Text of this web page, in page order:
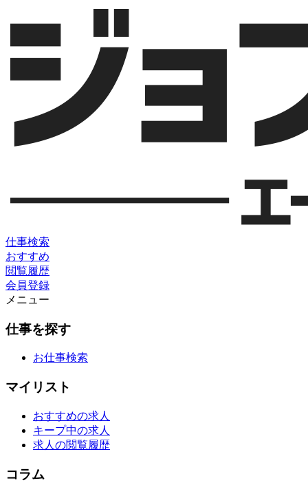
仕事検索
おすすめ
閲覧履歴
会員登録
メニュー
仕事を探す
お仕事検索
マイリスト
おすすめの求人
キープ中の求人
求人の閲覧履歴
コラム